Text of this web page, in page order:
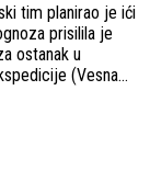
tim planirao je ići
prisilila je
ostanak u
(Vesna...